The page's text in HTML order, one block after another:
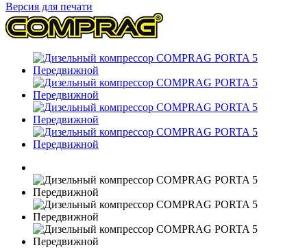
Версия для печати